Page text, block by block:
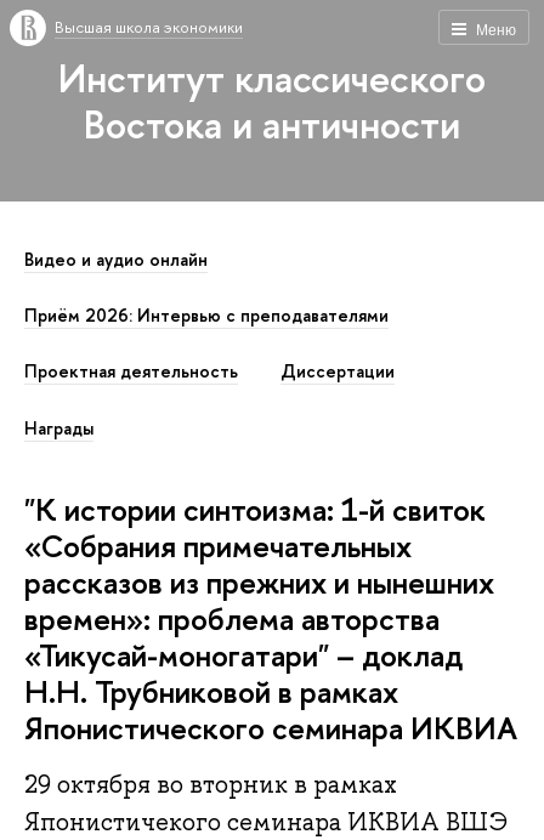
Меню
Высшая школа экономики
Институт классического
Востока и античности
Видео и аудио онлайн
Приём 2026: Интервью с преподавателями
Проектная деятельность Диссертации
Награды
"К истории синтоизма: 1-й свиток
«Собрания примечательных
рассказов из прежних и нынешних
времен»: проблема авторства
«Тикусай-моногатари" – доклад
Н.Н. Трубниковой в рамках
Японистического семинара ИКВИА
29 октября во вторник в рамках
Японистичекого семинара ИКВИА ВШЭ